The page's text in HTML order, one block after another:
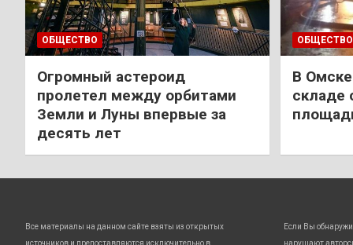
ОБЩЕСТВО
Огромный астероид
пролетел между орбитами
Земли и Луны впервые за
десять лет
ОБЩЕСТВО
В
складе
Все материалы на данном сайте взяты из открытых
источников и предоставляются исключительно в
Если Вы
нарушают